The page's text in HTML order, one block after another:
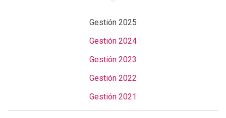
Gestión 2025
Gestión 2024
Gestión 2023
Gestión 2022
Gestión 2021